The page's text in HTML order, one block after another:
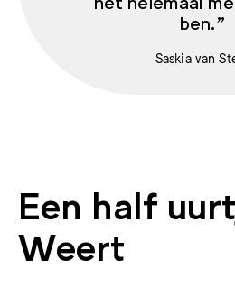
ben.”
Saskia van
Een half
Weert